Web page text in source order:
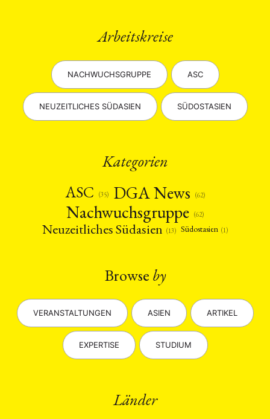
Arbeitskreise
NACHWUCHSGRUPPE ASC
NEUZEITLICHES SÜDASIEN SÜDOSTASIEN
Kategorien
ASC
(35) DGA News (62)
Nachwuchsgruppe (62)
Neuzeitliches Südasien (13) Südostasien (1)
Browse by
VERANSTALTUNGEN ASIEN ARTIKEL
EXPERTISE STUDIUM
Länder